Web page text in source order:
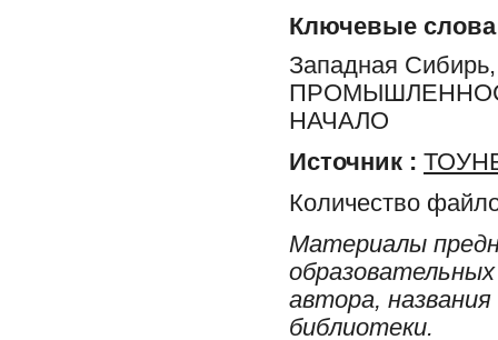
Ключевые слова
Западная
НАЧАЛО
Источник :
Количество
Материалы
автора,
библиотеки.